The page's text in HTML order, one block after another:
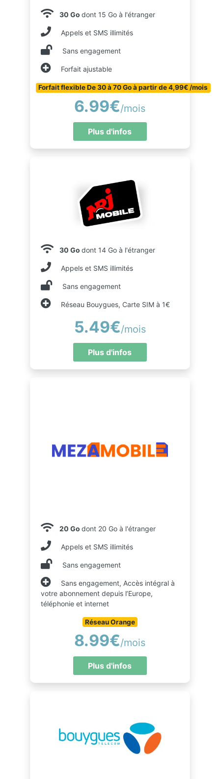
30 Go dont 15 Go à l'étranger
Appels et SMS illimités
Sans engagement
Forfait ajustable
Forfait flexible De 30 à 70 Go à partir de 4,99€ /mois
6.99€/mois
Plus d'infos
30 Go dont 14 Go à l'étranger
Appels et SMS illimités
Sans engagement
Réseau Bouygues, Carte SIM à 1€
5.49€/mois
Plus d'infos
20 Go dont 20 Go à l'étranger
Appels et SMS illimités
Sans engagement
Sans engagement, Accès intégral à
votre abonnement depuis l’Europe,
téléphonie et internet
Réseau Orange
8.99€/mois
Plus d'infos